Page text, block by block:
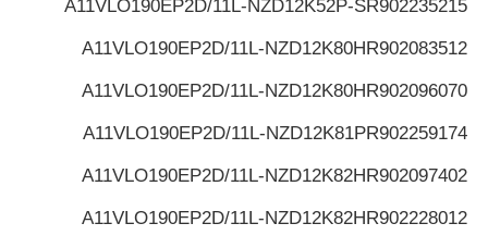
R902235215
A11VLO190EP2D/11L-NZD12K52P-S
R902083512
A11VLO190EP2D/11L-NZD12K80H
R902096070
A11VLO190EP2D/11L-NZD12K80H
R902259174
A11VLO190EP2D/11L-NZD12K81P
R902097402
A11VLO190EP2D/11L-NZD12K82H
R902228012
A11VLO190EP2D/11L-NZD12K82H